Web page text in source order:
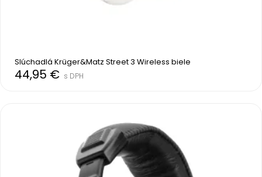
Slúchadlá Krüger&Matz Street 3 Wireless biele
44,95 € s DPH